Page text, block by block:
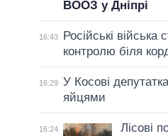
ВООЗ у Дніпрі
16:43
Російські війська
контролю біля
16:29 У Косові
яйцями
16:24
Лісові